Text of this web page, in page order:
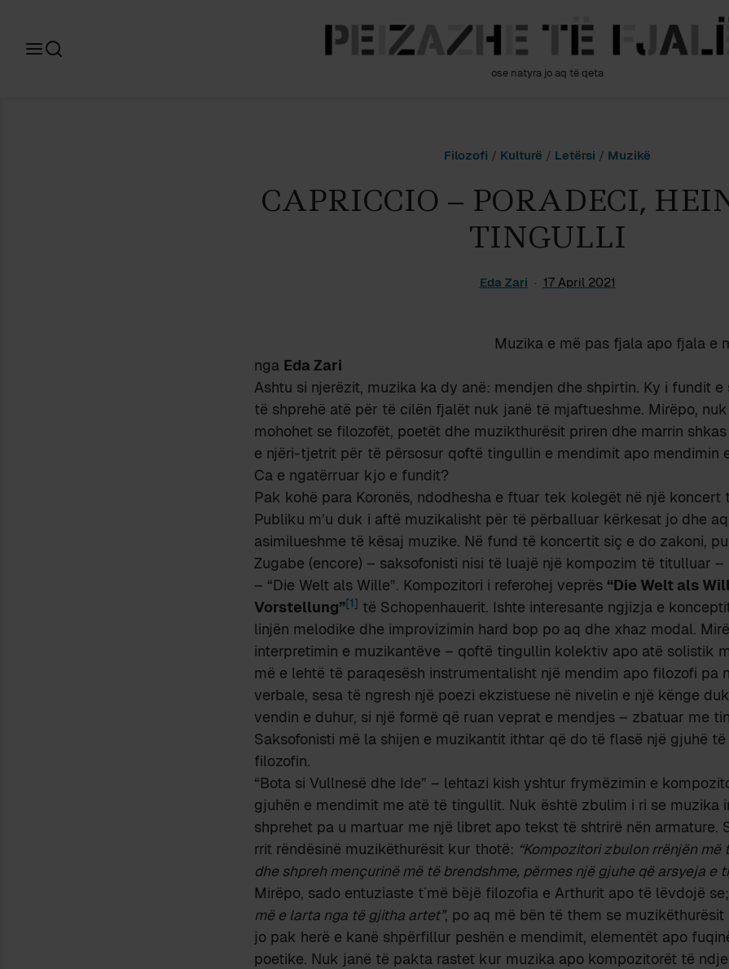
ose natyra jo aq të qeta
Filozofi / Kulturë / Letërsi / Muzikë
CAPRICCIO – PORADECI,
TINGULLI
Eda Zari 17 April 2021
Muzika e më pas fjala apo fjala e
nga Eda Zari
Ashtu si njerëzit, muzika ka dy anë: mendjen dhe shpirtin. Ky i fundit e
të shprehë atë për të cilën fjalët nuk janë të mjaftueshme. Mirëpo,
mohohet se filozofët, poetët dhe muzikthurësit priren dhe marrin
e njëri-tjetrit për të përsosur qoftë tingullin e mendimit apo mendimin
Ca e ngatërruar kjo e fundit?
Pak kohë para Koronës, ndodhesha e ftuar tek kolegët në një koncert
Publiku m’u duk i aftë muzikalisht për të përballuar kërkesat jo dhe
asimilueshme të kësaj muzike. Në fund të koncertit siç e do zakoni,
Zugabe (encore) – saksofonisti nisi të luajë një kompozim të titulluar
– “Die Welt als Wille”. Kompozitori i referohej veprës “Die Welt als
Vorstellung”[1] të Schopenhauerit. Ishte interesante ngjizja e
linjën melodike dhe improvizimin hard bop po aq dhe xhaz modal.
interpretimin e muzikantëve – qoftë tingullin kolektiv apo atë solistik
më e lehtë të paraqesësh instrumentalisht një mendim apo filozofi pa
verbale, sesa të ngresh një poezi ekzistuese në nivelin e një kënge
vendin e duhur, si një formë që ruan veprat e mendjes – zbatuar me
Saksofonisti më la shijen e muzikantit ithtar që do të flasë një gjuhë
filozofin.
“Bota si Vullnesë dhe Ide” – lehtazi kish yshtur frymëzimin e
gjuhën e mendimit me atë të tingullit. Nuk është zbulim i ri se muzika
shprehet pa u martuar me një libret apo tekst të shtrirë nën armature.
rrit rëndësinë muzikëthurësit kur thotë: “Kompozitori zbulon rrënjën
dhe shpreh mençurinë më të brendshme, përmes një gjuhe që arsyeja e
Mirëpo, sado entuziaste t´më bëjë filozofia e Arthurit apo të lëvdojë
më e larta nga të gjitha artet”, po aq më bën të them se
jo pak herë e kanë shpërfillur peshën e mendimit, elementët apo
poetike. Nuk janë të pakta rastet kur muzika apo kompozitorët të